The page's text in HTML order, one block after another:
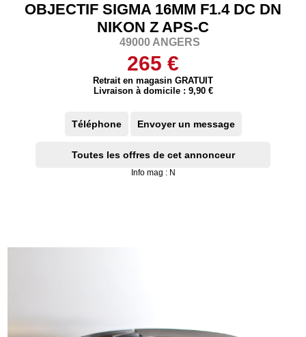
OBJECTIF SIGMA 16MM F1.4 DC DN
NIKON Z APS-C
49000 ANGERS
265 €
Retrait en magasin GRATUIT
Livraison à domicile : 9,90 €
Téléphone Envoyer un message
Toutes les offres de cet annonceur
Info mag : N